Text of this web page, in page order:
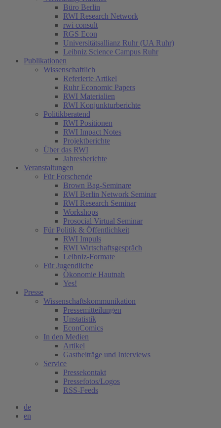
Büro Berlin
RWI Research Network
rwi consult
RGS Econ
Universitätsallianz Ruhr (UA Ruhr)
Leibniz Science Campus Ruhr
Publikationen
Wissenschaftlich
Referierte Artikel
Ruhr Economic Papers
RWI Materialien
RWI Konjunkturberichte
Politikberatend
RWI Positionen
RWI Impact Notes
Projektberichte
Über das RWI
Jahresberichte
Veranstaltungen
Für Forschende
Brown Bag-Seminare
RWI Berlin Network Seminar
RWI Research Seminar
Workshops
Prosocial Virtual Seminar
Für Politik & Öffentlichkeit
RWI Impuls
RWI Wirtschaftsgespräch
Leibniz-Formate
Für Jugendliche
Ökonomie Hautnah
Yes!
Presse
Wissenschaftskommunikation
Pressemitteilungen
Unstatistik
EconComics
In den Medien
Artikel
Gastbeiträge und Interviews
Service
Pressekontakt
Pressefotos/Logos
RSS-Feeds
de
en